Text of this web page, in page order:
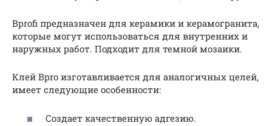
Bprofi предназначен для керамики и керамогранита,
которые могут использоваться для внутренних и
наружных работ. Подходит для темной мозаики.
Клей Bpro изготавливается для аналогичных целей,
имеет следующие особенности:
Создает качественную адгезию.